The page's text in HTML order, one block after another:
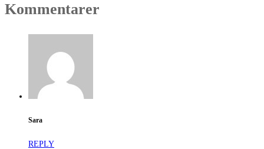
Kommentarer
Sara
REPLY